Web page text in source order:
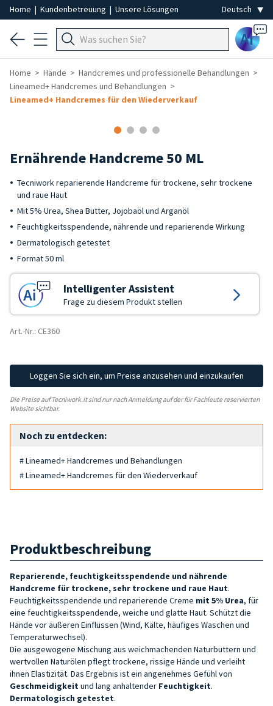
Home | Kundenbetreuung | Unsere Lösungen
Ai
Home Hände
Handcremes und professionelle Behandlungen
Lineamed+ Handcremes und Behandlungen
Lineamed+ Handcremes für den Wiederverkauf
Ernährende Handcreme 50 ML
Tecniwork reparierende Handcreme für trockene, sehr trockene
und raue Haut
Mit 5% Urea, Shea Butter, Jojobaöl und Arganöl
Feuchtigkeitsspendende, nährende und reparierende Wirkung
Dermatologisch getestet
Format 50 ml
Intelligenter Assistent
Frage zu diesem Produkt stellen
Art.-Nr.: CE360
Loggen Sie sich ein, um Preise anzusehen und einzukaufen
Die Preise auf Tecniwork.it sind nur nach Anmeldung auf der für Fachleute reservierten
Website sichtbar.
Noch zu entdecken:
# Lineamed+ Handcremes und Behandlungen
# Lineamed+ Handcremes für den Wiederverkauf
Produktbeschreibung
Reparierende, feuchtigkeitsspendende und nährende
Handcreme für trockene, sehr trockene und raue Haut.
Feuchtigkeitsspendende und reparierende Creme mit 5% Urea, für
eine feuchtigkeitsspendende, weiche und glatte Haut. Schützt die
Hände vor äußeren Einflüssen (Wind, Kälte, häufiges Waschen und
Temperaturwechsel).
Die ausgewogene Mischung aus weichmachenden Naturbuttern und
wertvollen Naturölen pflegt trockene, rissige Hände und verleiht
ihnen Elastizität. Das Ergebnis ist ein angenehmes Gefühl von
Geschmeidigkeit und lang anhaltender Feuchtigkeit.
Dermatologisch getestet.